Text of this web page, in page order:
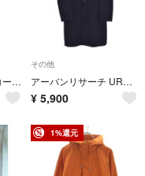
アーバンリサーチ コート M 茶色 ブラウン チェック柄 長袖 レギュラーカラー
その他
アーバンリサーチ URBAN RESEARCH チェスターコート M 紺
¥ 5,900
1%還元